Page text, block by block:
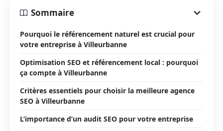
Sommaire
Pourquoi le référencement naturel est crucial pour
votre entreprise à Villeurbanne
Optimisation SEO et référencement local : pourquoi
ça compte à Villeurbanne
Critères essentiels pour choisir la meilleure agence
SEO à Villeurbanne
L’importance d’un audit SEO pour votre entreprise